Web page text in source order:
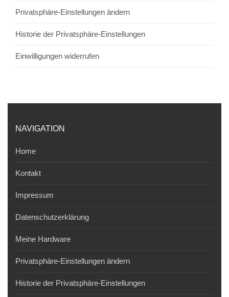
Privatsphäre-Einstellungen ändern
Historie der Privatsphäre-Einstellungen
Einwilligungen widerrufen
NAVIGATION
Home
Kontakt
Impressum
Datenschutzerklärung
Meine Hardware
Privatsphäre-Einstellungen ändern
Historie der Privatsphäre-Einstellungen